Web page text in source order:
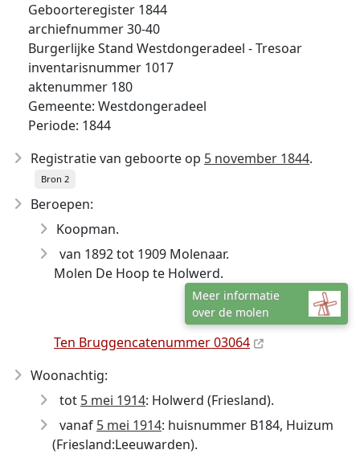
Geboorteregister 1844
archiefnummer 30-40
Burgerlijke Stand Westdongeradeel - Tresoar
inventarisnummer 1017
aktenummer 180
Gemeente: Westdongeradeel
Periode: 1844
Registratie van geboorte op 5 november 1844.
Bron 2
Beroepen:
Koopman.
van 1892 tot 1909 Molenaar.
Molen De Hoop te Holwerd.
Meer informatie
over de molen
Ten Bruggencatenummer 03064
Woonachtig:
tot 5 mei 1914: Holwerd (Friesland).
vanaf 5 mei 1914: huisnummer B184, Huizum
(Friesland:Leeuwarden).